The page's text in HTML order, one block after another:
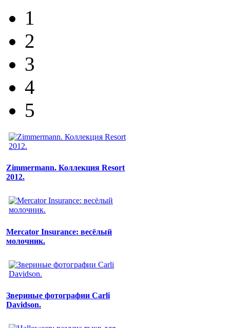
1
2
3
4
5
Zimmermann. Коллекция Resort
2012.
Mercator Insurance: весёлый
молочник.
Звериные фотографии Carli
Davidson.